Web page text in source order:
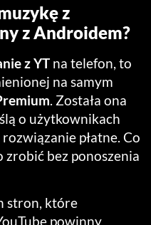
z
z Androidem?
z YT na telefon, to
na samym
. Została ona
o użytkownikach
płatne. Co
zrobić bez ponoszenia
stron, które
powinny